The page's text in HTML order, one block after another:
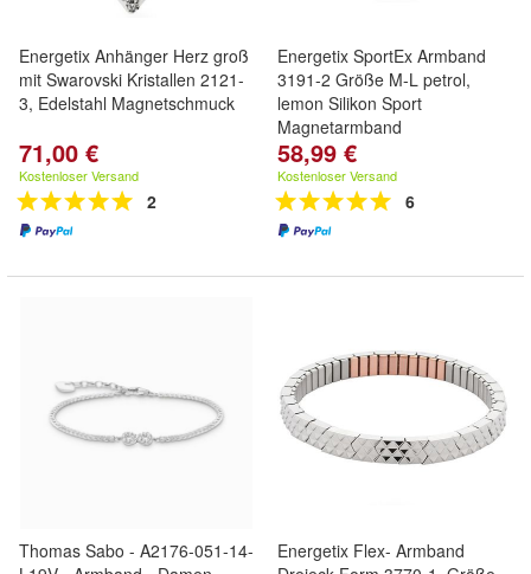
Energetix Anhänger Herz groß
mit Swarovski Kristallen 2121-
3, Edelstahl Magnetschmuck
71,00 €
Kostenloser Versand
2
Energetix SportEx Armband
3191-2 Größe M-L petrol,
lemon Silikon Sport
Magnetarmband
58,99 €
Kostenloser Versand
6
Thomas Sabo - A2176-051-14-
Energetix Flex- Armband